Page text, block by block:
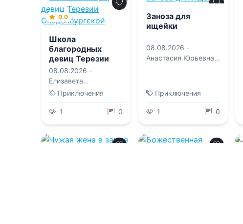
0.0
Школа
благородных
девиц Терезии
Ольденбургской
08.08.2026 -
Елизавета
Владимировна
Соболянская
Приключения
1 0
Заноза для
ищейки
08.08.2026 -
Анастасия Юрьевна
Приключения
1 0